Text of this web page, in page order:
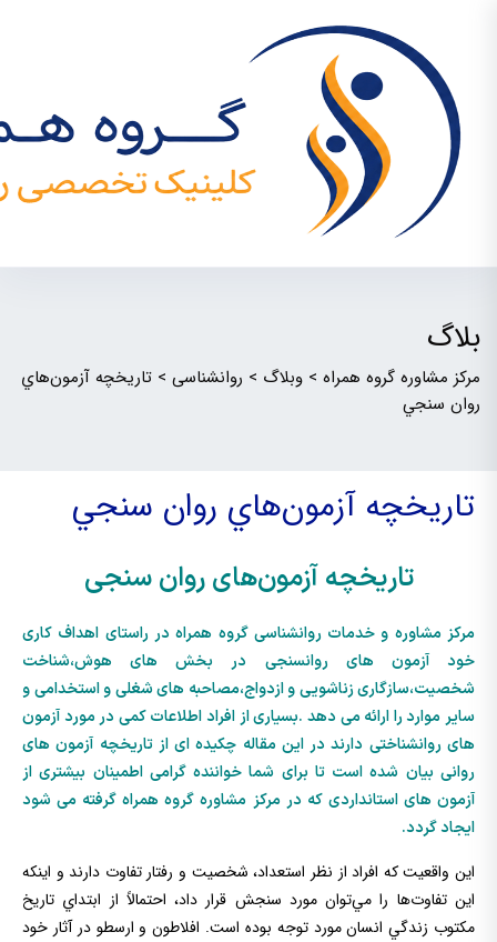
بلاگ
مرکز مشاوره گروه همراه > وبلاگ > روانشناسی > تاريخچه آزمون‌هاي
روان سنجي
تاريخچه آزمون‌هاي روان سنجي
تاريخچه آزمون‌هاي روان سنجي
مرکز مشاوره و خدمات روانشناسی گروه همراه در راستای اهداف کاری
خود آزمون های روانسنجی در بخش های هوش،شناخت
شخصیت،سازگاری زناشویی و ازدواج،مصاحبه های شغلی و استخدامی و
سایر موارد را ارائه می دهد .بسیاری از افراد اطلاعات کمی در مورد آزمون
های روانشناختی دارند در این مقاله چکیده ای از تاریخچه آزمون های
روانی بیان شده است تا برای شما خواننده گرامی اطمینان بیشتری از
آزمون های استانداردی که در مرکز مشاوره گروه همراه گرفته می شود
ایجاد گردد.
اين واقعيت كه افراد از نظر استعداد، شخصيت و رفتار تفاوت دارند و اينكه
اين تفاوت‌ها را مي‌توان مورد سنجش قرار داد، احتمالاً از ابتداي تاريخ
مكتوب زندگي انسان مورد توجه بوده است. افلاطون و ارسطو در آثار خود